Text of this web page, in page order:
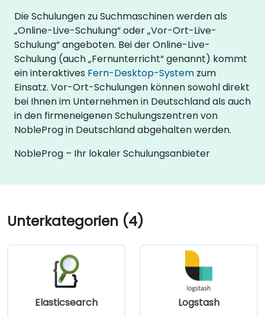
Die Schulungen zu Suchmaschinen werden als
„Online-Live-Schulung“ oder „Vor-Ort-Live-
Schulung“ angeboten. Bei der Online-Live-
Schulung (auch „Fernunterricht“ genannt) kommt
ein interaktives Fern-Desktop-System zum
Einsatz. Vor-Ort-Schulungen können sowohl direkt
bei Ihnen im Unternehmen in Deutschland als auch
in den firmeneigenen Schulungszentren von
NobleProg in Deutschland abgehalten werden.
NobleProg – Ihr lokaler Schulungsanbieter
Unterkategorien (4)
Elasticsearch Logstash